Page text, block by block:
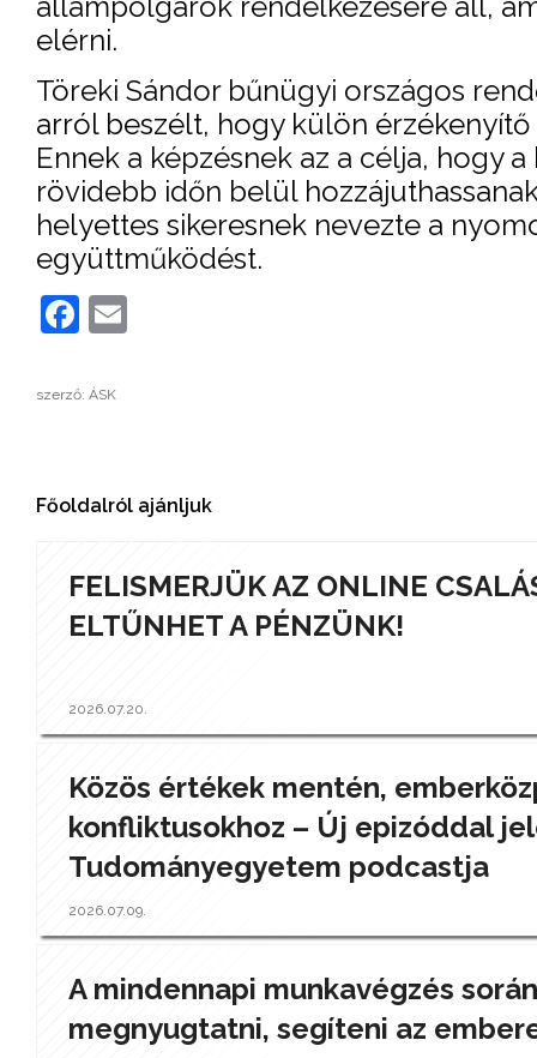
elérni.
Töreki Sándor bűnügyi országos
arról beszélt, hogy külön
Ennek a képzésnek az a célja, hogy
rövidebb időn belül
helyettes sikeresnek nevezte a
együttműködést.
Facebook
szerző: ÁSK
Főoldalról ajánljuk
FELISMERJÜK AZ ONLINE
ELTŰNHET A PÉNZÜNK!
2026.07.20.
Közös értékek mentén,
konfliktusokhoz – Új epizóddal
Tudományegyetem podcastja
2026.07.09.
A mindennapi munkavégzés
megnyugtatni, segíteni az